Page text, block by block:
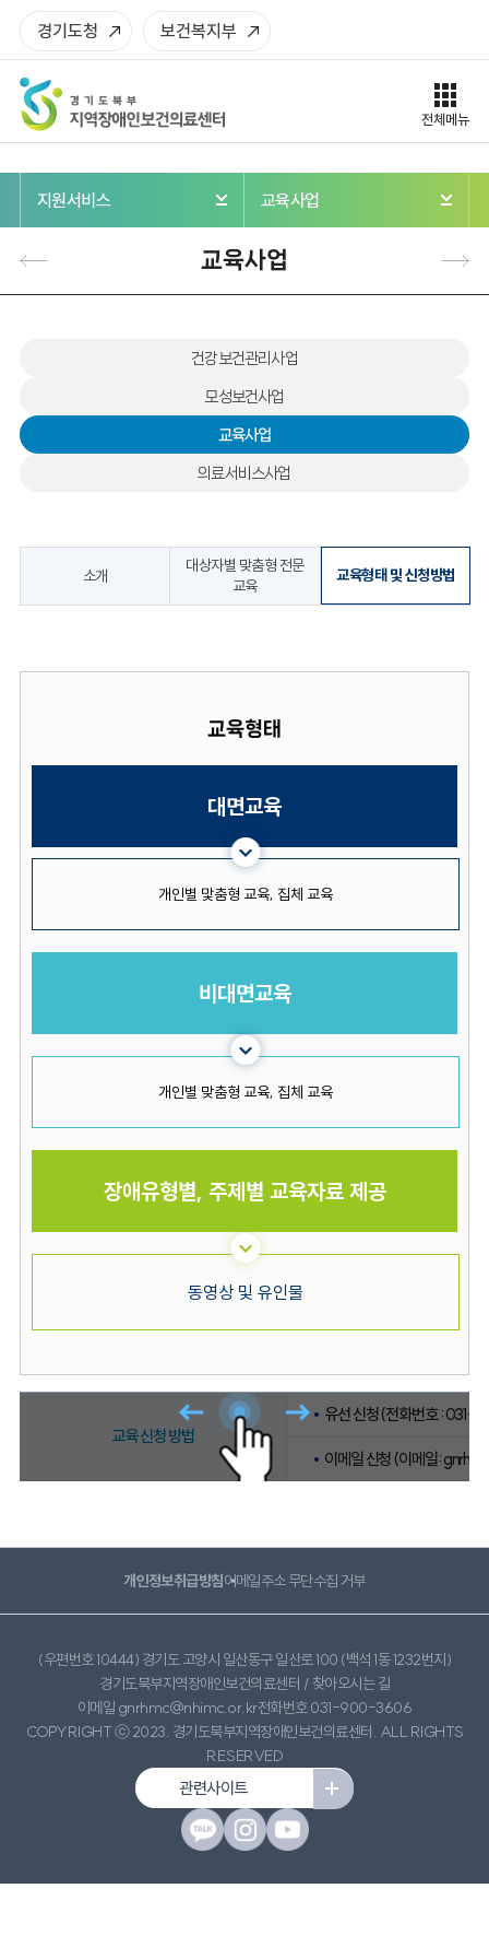
경기도청 보건복지부
전체메뉴
지원서비스 교육사업
교육사업
건강보건관리사업
모성보건사업
교육사업
의료서비스사업
소개
대상자별 맞춤형 전문
교육
교육형태 및 신청방법
교육형태
대면교육
개인별 맟춤형 교육, 집체 교육
비대면교육
개인별 맞춤형 교육, 집체 교육
장애유형별, 주제별 교육자료 제공
동영상 및 유인물
교육 신청 방법
유선 신청 (전화번호 :
이메일 신청 (이메일:
개인정보취급방침이메일주소 무단수집 거부
(우편번호 10444) 경기도 고양시 일산동구 일산로 100 (백석 1동 1232번지)
경기도북부지역장애인보건의료센터 / 찾아오시는 길
이메일 gnrhmc@nhimc.or.kr전화번호 031-900-3606
COPYRIGHT ⓒ 2023. 경기도북부지역장애인보건의료센터. ALL RIGHTS
RESERVED
관련사이트